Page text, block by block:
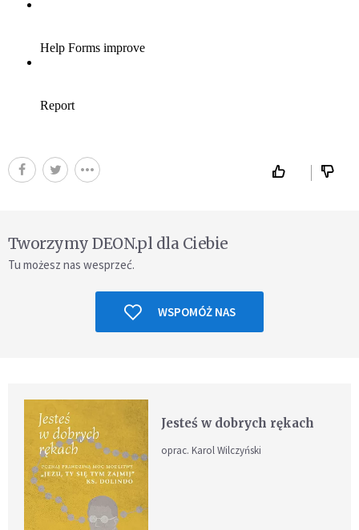
Tworzymy DEON.pl dla Ciebie
Tu możesz nas wesprzeć.
WSPOMÓŻ NAS
Jesteś w dobrych rękach
oprac. Karol Wilczyński